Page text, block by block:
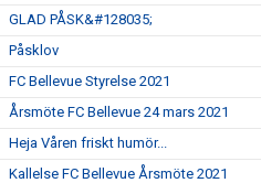
GLAD PÅSK&#128035;
Påsklov
FC Bellevue Styrelse 2021
Årsmöte FC Bellevue 24 mars 2021
Heja Våren friskt humör...
Kallelse FC Bellevue Årsmöte 2021